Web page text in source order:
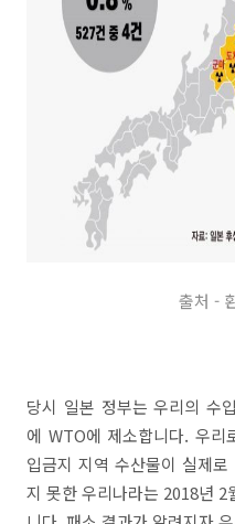
출처 -
당시 일본 정부는 우리의 수
에 WTO에 제소합니다. 우리
입금지 지역 수산물이 실제
지 못한 우리나라는 2018년